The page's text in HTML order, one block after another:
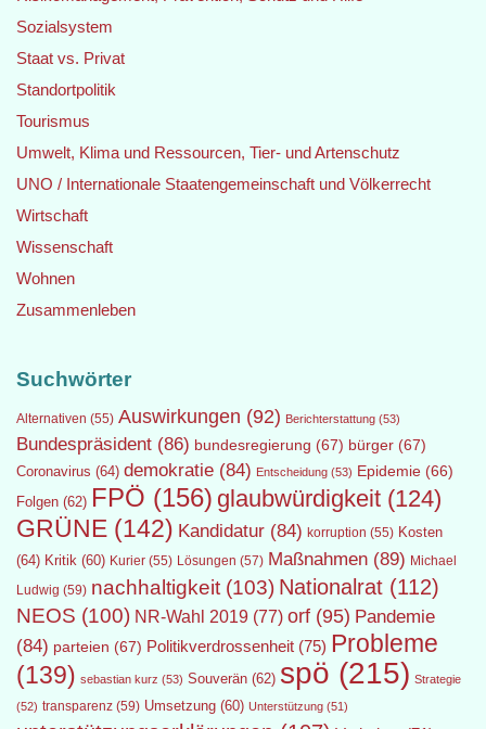
Sozialsystem
Staat vs. Privat
Standortpolitik
Tourismus
Umwelt, Klima und Ressourcen, Tier- und Artenschutz
UNO / Internationale Staatengemeinschaft und Völkerrecht
Wirtschaft
Wissenschaft
Wohnen
Zusammenleben
Suchwörter
Alternativen (55) Auswirkungen (92) Berichterstattung (53)
Bundespräsident (86) bundesregierung (67) bürger (67)
Coronavirus (64) demokratie (84) Entscheidung (53) Epidemie (66)
Folgen (62) FPÖ (156) glaubwürdigkeit (124)
GRÜNE (142) Kandidatur (84) korruption (55) Kosten
(64) Kritik (60) Kurier (55) Lösungen (57) Maßnahmen (89) Michael
Ludwig (59) nachhaltigkeit (103) Nationalrat (112)
NEOS (100) NR-Wahl 2019 (77) orf (95) Pandemie
(84) parteien (67) Politikverdrossenheit (75) Probleme
(139) sebastian kurz (53) Souverän (62) spö (215) Strategie
(52) transparenz (59) Umsetzung (60) Unterstützung (51)